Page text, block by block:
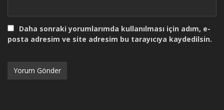
Daha sonraki yorumlarımda kullanılması için adım, e-
posta adresim ve site adresim bu tarayıcıya kaydedilsin.